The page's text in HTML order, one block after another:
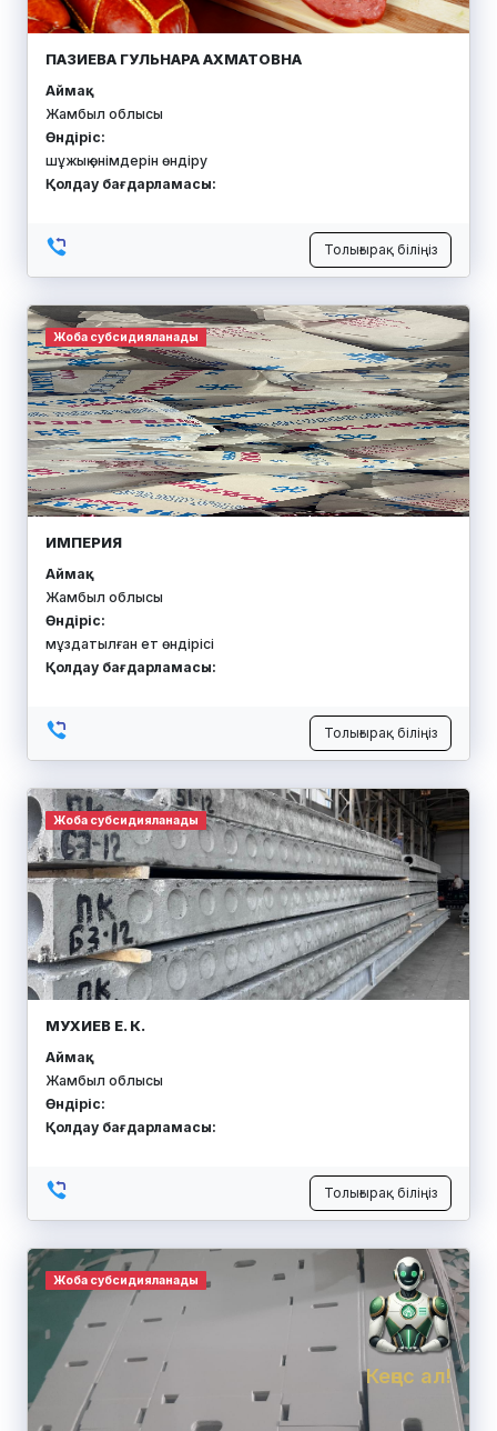
Кеңес ал!
ПАЗИЕВА ГУЛЬНАРА АХМАТОВНА
Аймақ:
Жамбыл облысы
Өндіріс:
шұжық өнімдерін өндіру
Қолдау бағдарламасы:
Толығырақ біліңіз
Жоба субсидияланады
ИМПЕРИЯ
Аймақ:
Жамбыл облысы
Өндіріс:
мұздатылған ет өндірісі
Қолдау бағдарламасы:
Толығырақ біліңіз
Жоба субсидияланады
МУХИЕВ Е. К.
Аймақ:
Жамбыл облысы
Өндіріс:
Қолдау бағдарламасы:
Толығырақ біліңіз
Жоба субсидияланады